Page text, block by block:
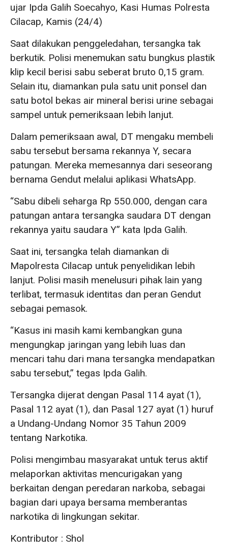
ujar Ipda Galih Soecahyo, Kasi Humas Polresta
Cilacap, Kamis (24/4)
Saat dilakukan penggeledahan, tersangka tak
berkutik. Polisi menemukan satu bungkus plastik
klip kecil berisi sabu seberat bruto 0,15 gram.
Selain itu, diamankan pula satu unit ponsel dan
satu botol bekas air mineral berisi urine sebagai
sampel untuk pemeriksaan lebih lanjut.
Dalam pemeriksaan awal, DT mengaku membeli
sabu tersebut bersama rekannya Y, secara
patungan. Mereka memesannya dari seseorang
bernama Gendut melalui aplikasi WhatsApp.
“Sabu dibeli seharga Rp 550.000, dengan cara
patungan antara tersangka saudara DT dengan
rekannya yaitu saudara Y” kata Ipda Galih.
Saat ini, tersangka telah diamankan di
Mapolresta Cilacap untuk penyelidikan lebih
lanjut. Polisi masih menelusuri pihak lain yang
terlibat, termasuk identitas dan peran Gendut
sebagai pemasok.
“Kasus ini masih kami kembangkan guna
mengungkap jaringan yang lebih luas dan
mencari tahu dari mana tersangka mendapatkan
sabu tersebut,” tegas Ipda Galih.
Tersangka dijerat dengan Pasal 114 ayat (1),
Pasal 112 ayat (1), dan Pasal 127 ayat (1) huruf
a Undang-Undang Nomor 35 Tahun 2009
tentang Narkotika.
Polisi mengimbau masyarakat untuk terus aktif
melaporkan aktivitas mencurigakan yang
berkaitan dengan peredaran narkoba, sebagai
bagian dari upaya bersama memberantas
narkotika di lingkungan sekitar.
Kontributor : Shol